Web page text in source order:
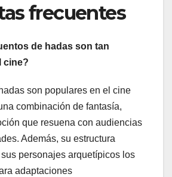
frecuentes
de hadas son tan
cine?
son populares en el cine
combinación de fantasía,
que resuena con audiencias
Además, su estructura
personajes arquetípicos los
adaptaciones